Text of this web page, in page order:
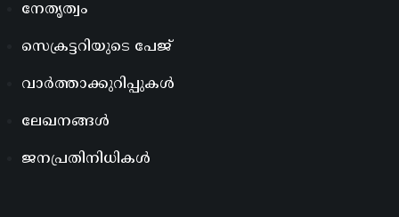
നേതൃത്വം
സെക്രട്ടറിയുടെ പേജ്
വാർത്താക്കുറിപ്പുകൾ
ലേഖനങ്ങൾ
ജനപ്രതിനിധികൾ